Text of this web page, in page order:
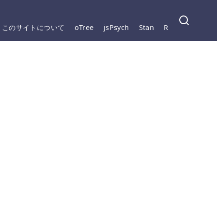
このサイトについて oTree jsPsych Stan R